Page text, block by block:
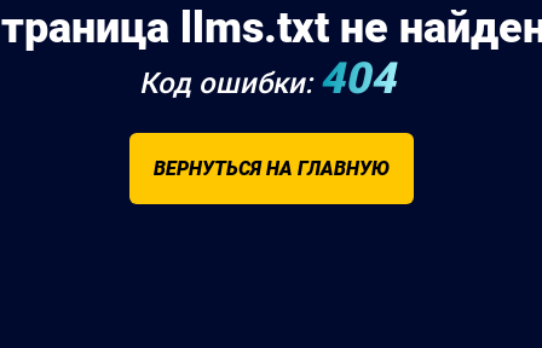
llms.txt не
Код ошибки:404
ВЕРНУТЬСЯ НА ГЛАВНУЮ